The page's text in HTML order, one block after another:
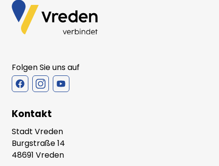
Folgen Sie uns auf
Kontakt
Stadt Vreden
Burgstraße 14
48691 Vreden